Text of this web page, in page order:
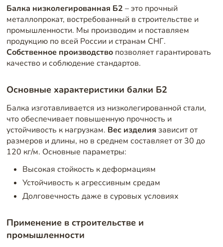
Балка низколегированная Б2 – это прочный
металлопрокат, востребованный в строительстве и
промышленности. Мы производим и поставляем
продукцию по всей России и странам СНГ.
Собственное производствопозволяет гарантировать
качество и соблюдение стандартов.
Основные характеристики балки Б2
Балка изготавливается из низколегированной стали,
что обеспечивает повышенную прочность и
устойчивость к нагрузкам. Вес изделия зависит от
размеров и длины, но в среднем составляет от 30 до
120 кг/м. Основные параметры:
Высокая стойкость к деформациям
Устойчивость к агрессивным средам
Долговечность даже в суровых условиях
Применение в строительстве и
промышленности